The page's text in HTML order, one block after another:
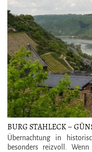
BURG STAHLECK –
ÜBERNACHTEN
Übernachtung in
besonders reizvoll.